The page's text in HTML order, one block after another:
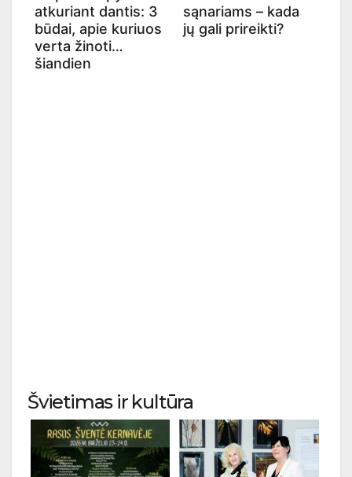
atkuriant dantis: 3
būdai, apie kuriuos
verta žinoti
šiandien
sąnariams – kada
jų gali prireikti?
Švietimas ir kultūra